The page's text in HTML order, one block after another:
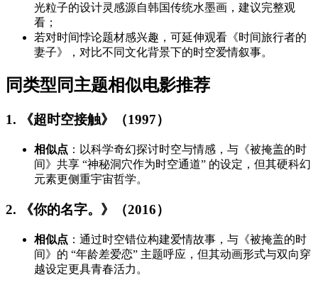
光粒子的设计灵感源自韩国传统水墨画，建议完整观
看；
若对时间悖论题材感兴趣，可延伸观看《时间旅行者的
妻子》，对比不同文化背景下的时空爱情叙事。
同类型同主题相似电影推荐
1. 《超时空接触》（1997）
相似点 ：以科学奇幻探讨时空与情感，与《被掩盖的时
间》共享 “神秘洞穴作为时空通道” 的设定，但其硬科幻
元素更侧重宇宙哲学。
2. 《你的名字。》（2016）
相似点 ：通过时空错位构建爱情故事，与《被掩盖的时
间》的 “年龄差爱恋” 主题呼应，但其动画形式与双向穿
越设定更具青春活力。